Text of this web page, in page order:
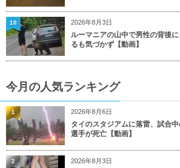
2026年8月3日
ルーマニアの山中で男性の背後
るも気づかず【動画】
10
今月の人気ランキング
2026年8月6日
タイのスタジアムに落雷、試合
選手が死亡【動画】
1
2026年8月3日
2